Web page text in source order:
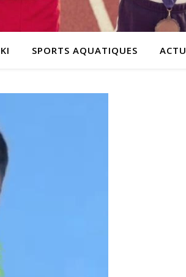
SPORTS AQUATIQUES